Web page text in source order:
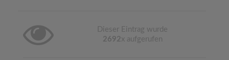
Dieser Eintrag wurde
2692x aufgerufen